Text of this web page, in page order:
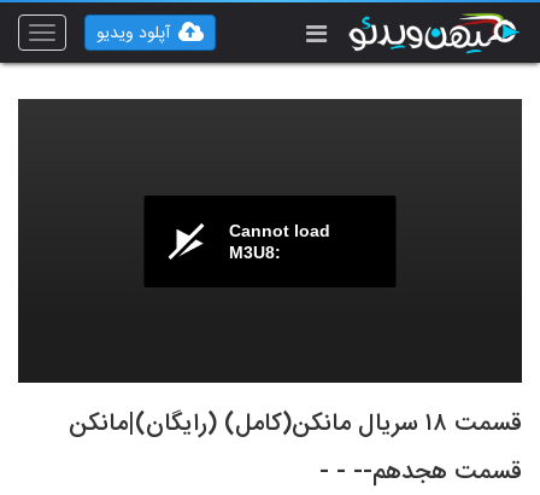
Toggle
آپلود ویدیو
Cannot load
M3U8:
قسمت ۱۸ سریال مانکن(کامل) (رایگان)|مانکن
قسمت هجدهم-- - -